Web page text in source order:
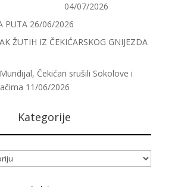
04/07/2026
PUTA 26/06/2026
ŽUTIH IZ ČEKIĆARSKOG GNIJEZDA
Čekićari srušili Sokolove i
11/06/2026
Kategorije